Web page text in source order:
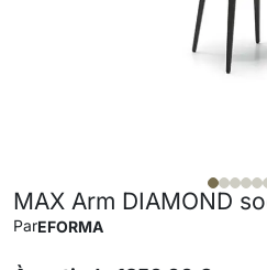
MAX Arm DIAMOND
ParEFORMA